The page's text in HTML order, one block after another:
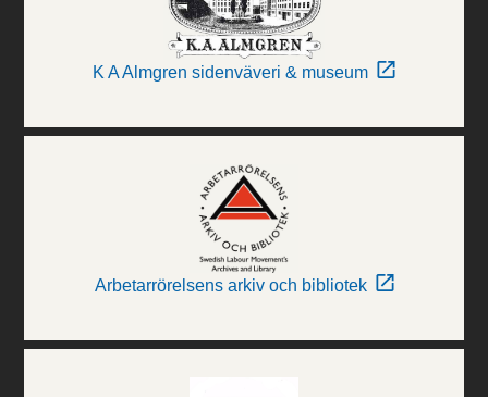
K A Almgren sidenväveri & museum
Arbetarrörelsens arkiv och bibliotek